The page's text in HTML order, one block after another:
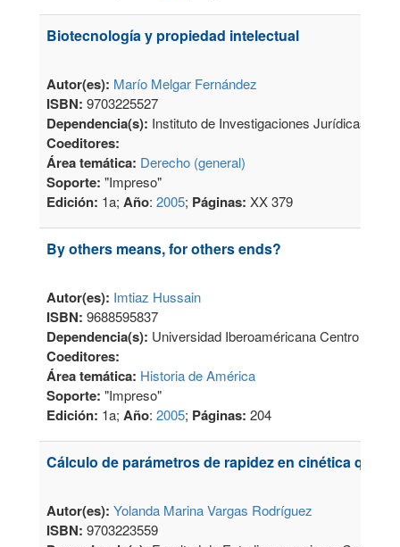
Biotecnología y propiedad intelectual
Autor(es): Marío Melgar Fernández
ISBN:9703225527
Dependencia(s): Instituto de Investigaciones Jurídicas
Coeditores:
Área temática: Derecho (general)
Soporte: "Impreso"
Edición: 1a;Año:2005; Páginas:XX 379
By others means, for others ends?
Autor(es): Imtiaz Hussain
ISBN:9688595837
Dependencia(s): Universidad Iberoaméricana Centro de
Coeditores:
Área temática: Historia de América
Soporte: "Impreso"
Edición: 1a;Año:2005; Páginas:204
Cálculo de parámetros de rapidez en cinética
Autor(es):Yolanda Marina Vargas Rodríguez
ISBN:9703223559